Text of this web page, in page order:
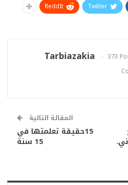
Twitter
ReddIt
Tarbiazakia 373
المقالة التالية
15حقيقة تعلمتها في
15 سنة